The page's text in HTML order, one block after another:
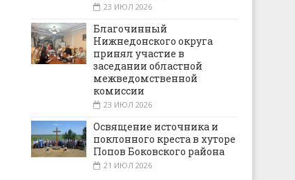
23 ИЮЛ 2026
Благочинный
Нижнедонского округа
принял участие в
заседании областной
межведомственной
комиссии
23 ИЮЛ 2026
Освящение источника и
поклонного креста в хуторе
Попов Боковского района
21 ИЮЛ 2026